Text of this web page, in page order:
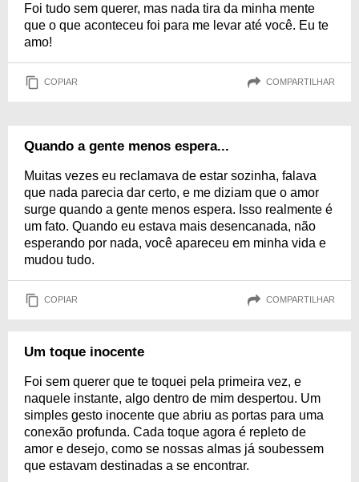
Foi tudo sem querer, mas nada tira da minha mente
que o que aconteceu foi para me levar até você. Eu te
amo!
COPIAR COMPARTILHAR
Quando a gente menos espera...
Muitas vezes eu reclamava de estar sozinha, falava
que nada parecia dar certo, e me diziam que o amor
surge quando a gente menos espera. Isso realmente é
um fato. Quando eu estava mais desencanada, não
esperando por nada, você apareceu em minha vida e
mudou tudo.
COPIAR COMPARTILHAR
Um toque inocente
Foi sem querer que te toquei pela primeira vez, e
naquele instante, algo dentro de mim despertou. Um
simples gesto inocente que abriu as portas para uma
conexão profunda. Cada toque agora é repleto de
amor e desejo, como se nossas almas já soubessem
que estavam destinadas a se encontrar.